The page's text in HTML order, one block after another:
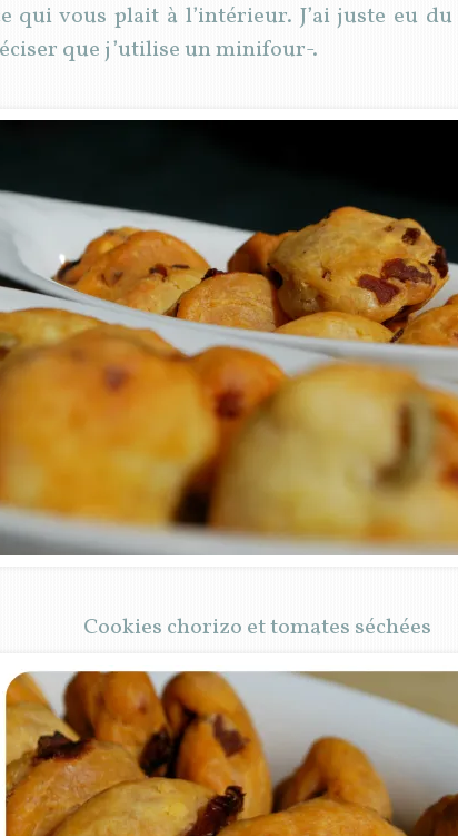
qui vous plait à l’intérieur. J’ai juste eu
que j’utilise un minifour-.
Cookies chorizo et tomates séchées